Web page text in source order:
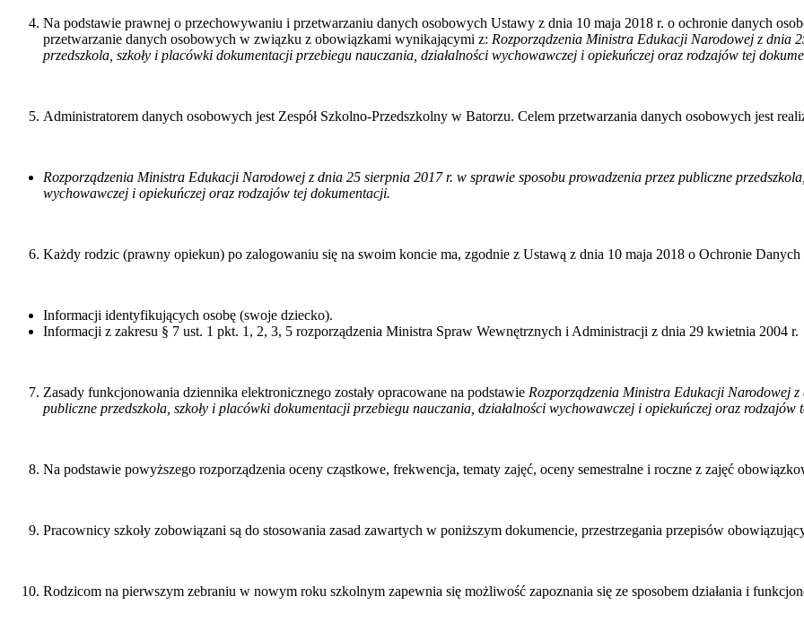
Na podstawie prawnej o przechowywaniu i przetwarzaniu danych osobowych Ustawy z dnia 10 maja 2018 r. o ochronie danych
przetwarzanie danych osobowych w związku z obowiązkami wynikającymi z: Rozporządzenia Ministra Edukacji Narodowej z dnia
przedszkola, szkoły i placówki dokumentacji przebiegu nauczania, działalności wychowawczej i opiekuńczej oraz rodzajów tej
Administratorem danych osobowych jest Zespół Szkolno-Przedszkolny w Batorzu. Celem przetwarzania danych osobowych jest
Rozporządzenia Ministra Edukacji Narodowej z dnia 25 sierpnia 2017 r. w sprawie sposobu prowadzenia przez publiczne
wychowawczej i opiekuńczej oraz rodzajów tej dokumentacji.
Każdy rodzic (prawny opiekun) po zalogowaniu się na swoim koncie ma, zgodnie z Ustawą z dnia 10 maja 2018 o Ochronie
Informacji identyfikujących osobę (swoje dziecko).
Informacji z zakresu § 7 ust. 1 pkt. 1, 2, 3, 5 rozporządzenia Ministra Spraw Wewnętrznych i Administracji z dnia 29 kwietnia 2004 r.
Zasady funkcjonowania dziennika elektronicznego zostały opracowane na podstawie Rozporządzenia Ministra Edukacji Narodowej
publiczne przedszkola, szkoły i placówki dokumentacji przebiegu nauczania, działalności wychowawczej i opiekuńczej oraz rodzajów
Na podstawie powyższego rozporządzenia oceny cząstkowe, frekwencja, tematy zajęć, oceny semestralne i roczne z zajęć
Pracownicy szkoły zobowiązani są do stosowania zasad zawartych w poniższym dokumencie, przestrzegania przepisów
Rodzicom na pierwszym zebraniu w nowym roku szkolnym zapewnia się możliwość zapoznania się ze sposobem działania i